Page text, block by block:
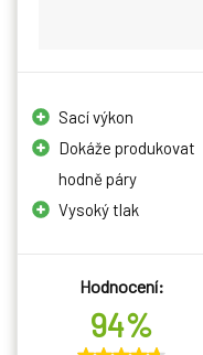
Sací výkon
Dokáže produkovat
hodně páry
Vysoký tlak
Hodnocení:
94%